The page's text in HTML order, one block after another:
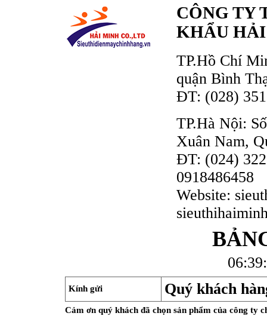
CÔNG TY
KHẨU
TP.Hồ Chí
quận Bình
ĐT: (028)
TP.Hà Nội:
Xuân Nam,
ĐT: (024)
0918486458
Website:
Kính gửi Quý khách
Cảm ơn quý khách đã chọn sản phẩm của công ty